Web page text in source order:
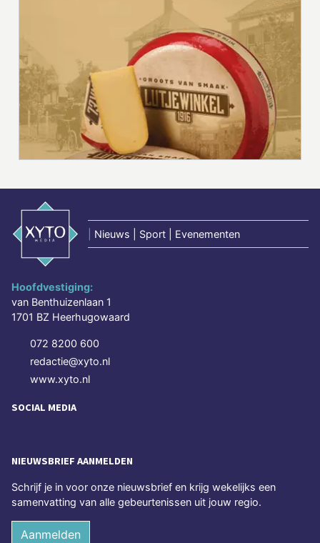
Nieuws | Sport | Evenementen
Hoofdvestiging:
van Benthuizenlaan 1
1701 BZ Heerhugowaard
072 8200 600
redactie@xyto.nl
www.xyto.nl
SOCIAL MEDIA
NIEUWSBRIEF AANMELDEN
Schrijf je in voor onze nieuwsbrief en krijg wekelijks een
samenvatting van alle gebeurtenissen uit jouw regio.
Aanmelden